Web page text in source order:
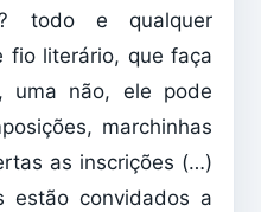
todo e qualquer
fio literário, que faça
uma não, ele pode
marchinhas
as inscrições (…)
estão convidados a